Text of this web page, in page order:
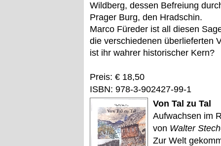
Wildberg, dessen Befreiung
Prager Burg, den Hradschin.
Marco Füreder ist all diesen
die verschiedenen überlieferten
ist ihr wahrer historischer Kern?
Preis: € 18,50
ISBN: 978-3-902427-99-1
Von Tal zu Tal
Aufwachsen im
von Walter
Zur Welt